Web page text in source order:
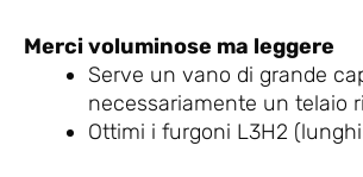
Merci voluminose ma leggere
Serve un vano di grande
necessariamente un telaio
Ottimi i furgoni L3H2